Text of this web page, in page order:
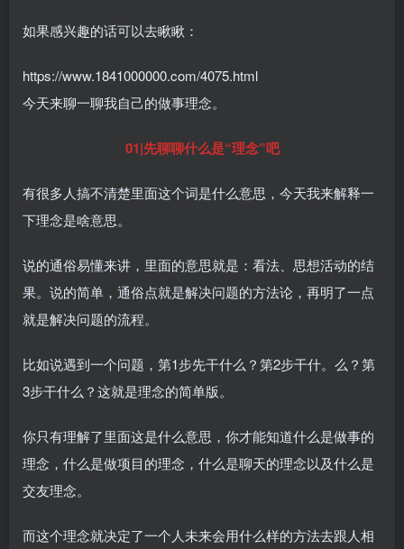
如果感兴趣的话可以去瞅瞅：
https://www.1841000000.com/4075.html
今天来聊一聊我自己的做事理念。
01|先聊聊什么是“理念”吧
有很多人搞不清楚里面这个词是什么意思，今天我来解释一
下理念是啥意思。
说的通俗易懂来讲，里面的意思就是：看法、思想活动的结
果。说的简单，通俗点就是解决问题的方法论，再明了一点
就是解决问题的流程。
比如说遇到一个问题，第1步先干什么？第2步干什。么？第
3步干什么？这就是理念的简单版。
你只有理解了里面这是什么意思，你才能知道什么是做事的
理念，什么是做项目的理念，什么是聊天的理念以及什么是
交友理念。
而这个理念就决定了一个人未来会用什么样的方法去跟人相